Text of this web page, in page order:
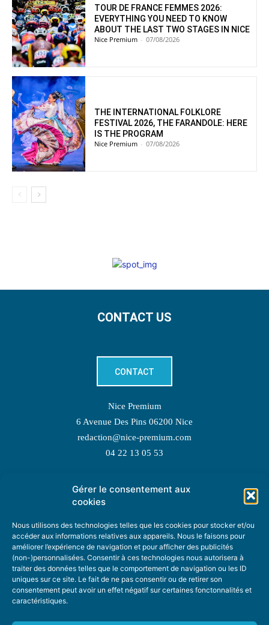
Gérer le consentement aux
cookies
Nous utilisons des technologies telles que les cookies pour stocker et/ou
accéder aux informations relatives aux appareils. Nous le faisons pour
améliorer l’expérience de navigation et pour afficher des publicités
(non-)personnalisées. Consentir à ces technologies nous autorisera à
traiter des données telles que le comportement de navigation ou les ID
uniques sur ce site. Le fait de ne pas consentir ou de retirer son
consentement peut avoir un effet négatif sur certaines fonctonnalités et
caractéristiques.
TOUR DE FRANCE FEMMES 2026:
EVERYTHING YOU NEED TO KNOW
ABOUT THE LAST TWO STAGES IN NICE
Nice Premium - 07/08/2026
THE INTERNATIONAL FOLKLORE
FESTIVAL 2026, THE FARANDOLE: HERE
IS THE PROGRAM
Nice Premium - 07/08/2026
CONTACT US
CONTACT
Nice Premium
6 Avenue Des Pins 06200 Nice
redaction@nice-premium.com
04 22 13 05 53
TOPIC SUGGESTIONS
SUGGEST A TOPIC
STAY INFORMED